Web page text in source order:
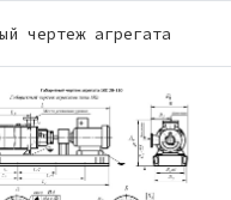
чертеж агрегата